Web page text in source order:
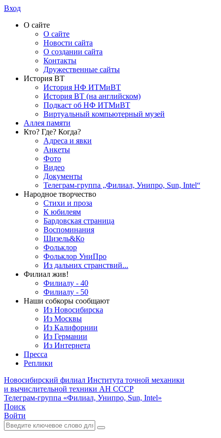
Вход
О сайте
О сайте
Новости сайта
О создании сайта
Контакты
Дружественные сайты
История ВТ
История НФ ИТМиВТ
История ВТ (на английском)
Подкаст об НФ ИТМиВТ
Виртуальный компьютерный музей
Аллея памяти
Кто? Где? Когда?
Адреса и явки
Анкеты
Фото
Видео
Документы
Телеграм-группа „Филиал, Унипро, Sun, Intel“
Народное творчество
Стихи и проза
К юбилеям
Бардовская страница
Воспоминания
Шизель&Ко
Фольклор
Фольклор УниПро
Из дальних странствий...
Филиал жив!
Филиалу - 40
Филиалу - 50
Наши собкоры сообщают
Из Новосибирска
Из Москвы
Из Калифорнии
Из Германии
Из Интернета
Пресса
Реплики
Новосибирский филиал Института точной механики
и вычислительной техники АН СССР
Телеграм-группа «Филиал, Унипро, Sun, Intel»
Поиск
Войти